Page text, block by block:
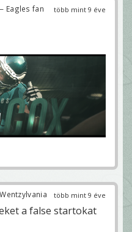
több mint 9 éve
Eagles fan
több mint 9 éve
a false startokat